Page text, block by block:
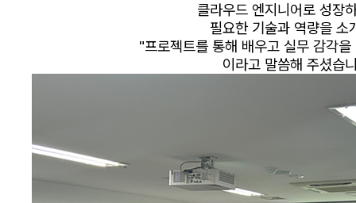
클라우드 엔지니어로 성장
필요한 기술과 역량을 소
"프로젝트를 통해 배우고 실무 감각
이라고 말씀해 주셨습